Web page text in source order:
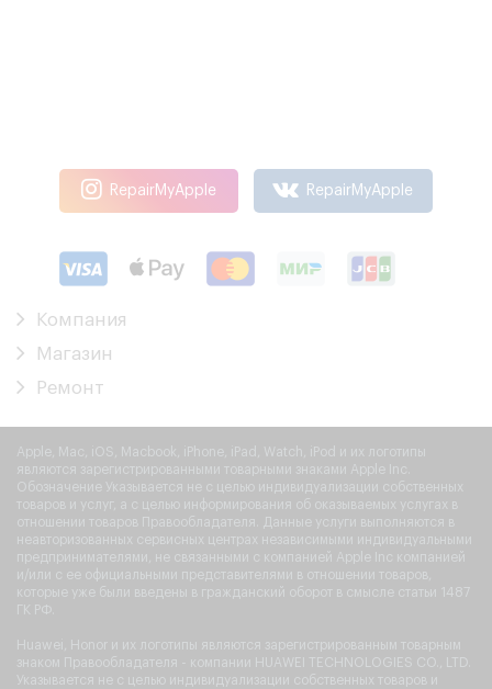
RepairMyApple RepairMyApple
Компания
Магазин
Ремонт
Apple, Mac, iOS, Macbook, iPhone, iPad, Watch, iPod и их логотипы
являются зарегистрированными товарными знаками Apple Inc.
Обозначение Указывается не с целью индивидуализации собственных
товаров и услуг, а с целью информирования об оказываемых услугах в
отношении товаров Правообладателя. Данные услуги выполняются в
неавторизованных сервисных центрах независимыми индивидуальными
предпринимателями, не связанными с компанией Apple Inc компанией
и/или с ее официальными представителями в отношении товаров,
которые уже были введены в гражданский оборот в смысле статьи 1487
ГК РФ.
Huawei, Honor и их логотипы являются зарегистрированным товарным
знаком Правообладателя - компании HUAWEI TECHNOLOGIES CO., LTD.
Указывается не с целью индивидуализации собственных товаров и